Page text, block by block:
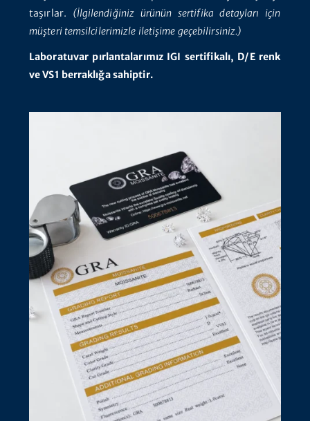
taşırlar. (İlgilendiğiniz ürünün sertifika detayları için
müşteri temsilcilerimizle iletişime geçebilirsiniz.)
Laboratuvar pırlantalarımız IGI sertifikalı, D/E renk
ve VS1 berraklığa sahiptir.